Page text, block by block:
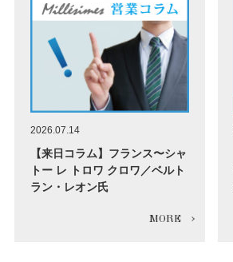
2026.07.14
【来日コラム】フランス〜シャ
トー レ トロワ クロワ／ベルト
ラン・レオン氏